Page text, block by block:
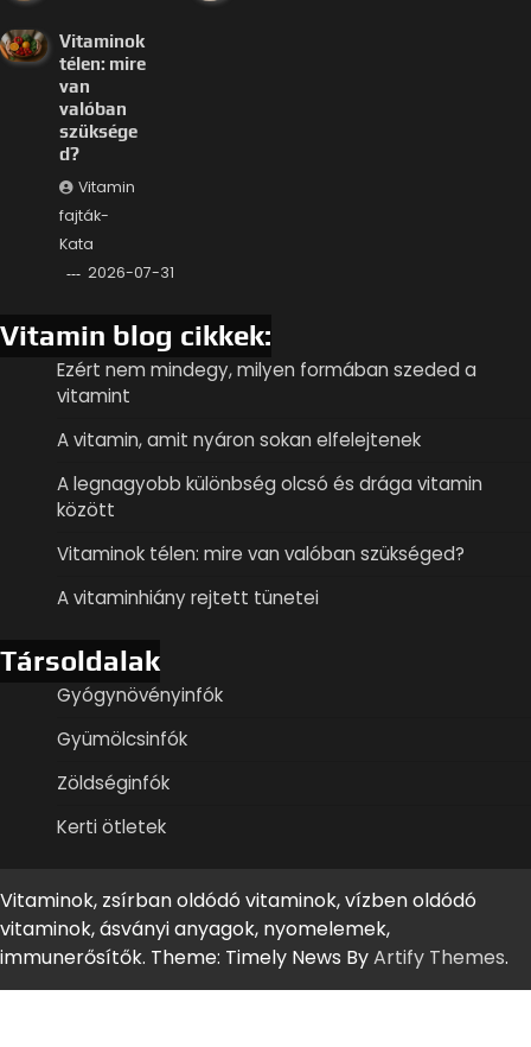
Vitaminok
télen: mire
van
valóban
szüksége
d?
Vitamin
fajták-
Kata
2026-07-31
Vitamin blog cikkek:
Ezért nem mindegy, milyen formában szeded a
vitamint
A vitamin, amit nyáron sokan elfelejtenek
A legnagyobb különbség olcsó és drága vitamin
között
Vitaminok télen: mire van valóban szükséged?
A vitaminhiány rejtett tünetei
Társoldalak
Gyógynövényinfók
Gyümölcsinfók
Zöldséginfók
Kerti ötletek
Vitaminok, zsírban oldódó vitaminok, vízben oldódó
vitaminok, ásványi anyagok, nyomelemek,
immunerősítők. Theme: Timely News ByArtify Themes.